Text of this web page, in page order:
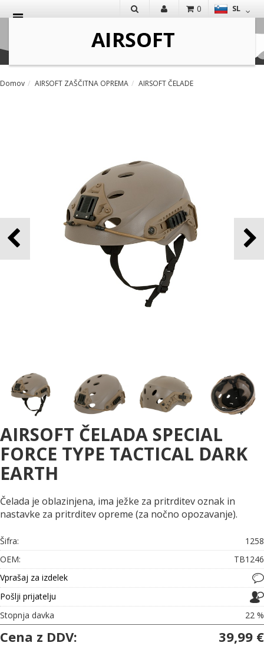
SL
0
Domov AIRSOFT ZAŠČITNA OPREMA AIRSOFT ČELADE
AIRSOFT ČELADA SPECIAL
FORCE TYPE TACTICAL DARK
EARTH
Čelada je oblazinjena, ima ježke za pritrditev oznak in
nastavke za pritrditev opreme (za nočno opozavanje).
Šifra:
1258
OEM:
TB1246
Vprašaj za izdelek
Pošlji prijatelju
Stopnja davka
22 %
Cena z DDV: 39,99 €